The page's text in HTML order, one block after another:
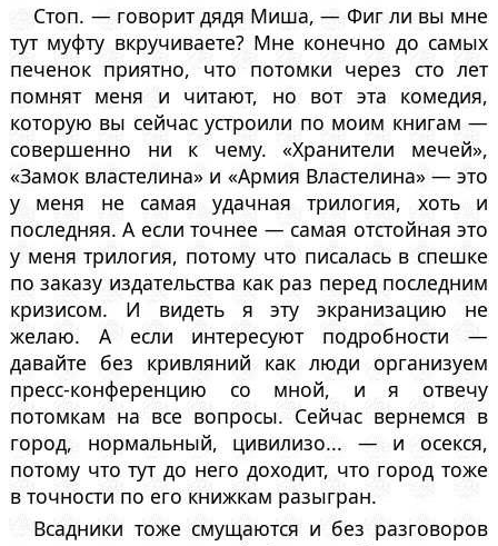
Стоп. — говорит дядя Миша, — Фиг ли вы мне
тут муфту вкручиваете? Мне конечно до самых
печенок приятно, что потомки через сто лет
помнят меня и читают, но вот эта комедия,
которую вы сейчас устроили по моим книгам —
совершенно ни к чему. «Хранители мечей»,
«Замок властелина» и «Армия Властелина» — это
у меня не самая удачная трилогия, хоть и
последняя. А если точнее — самая отстойная это
у меня трилогия, потому что писалась в спешке
по заказу издательства как раз перед последним
кризисом. И видеть я эту экранизацию не
желаю. А если интересуют подробности —
давайте без кривляний как люди организуем
пресс-конференцию со мной, и я отвечу
потомкам на все вопросы. Сейчас вернемся в
город, нормальный, цивилизо... — и осекся,
потому что тут до него доходит, что город тоже
в точности по его книжкам разыгран.
Всадники тоже смущаются и без разговоров